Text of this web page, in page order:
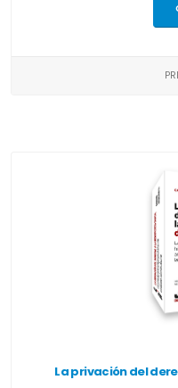
La privación del